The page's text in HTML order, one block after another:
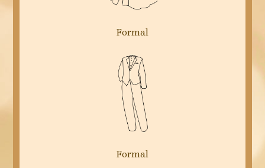
Formal
Formal